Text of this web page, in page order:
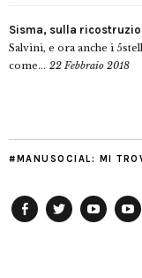
Sisma, sulla
Salvini, e ora anche i
come... 22 Febbraio 2018
#MANUSOCIAL: MI